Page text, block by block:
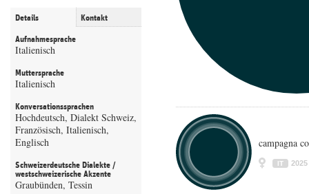
Details Kontakt
Aufnahmesprache
Italienisch
Muttersprache
Italienisch
Konversationssprachen
Hochdeutsch, Dialekt Schweiz,
Französisch, Italienisch,
Englisch
Schweizerdeutsche Dialekte /
westschweizerische Akzente
Graubünden, Tessin
campagna
IT 2025